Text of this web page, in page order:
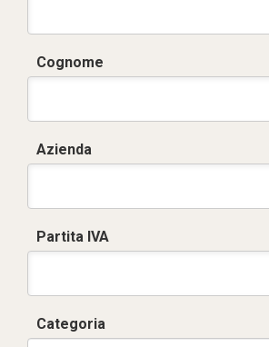
Cognome
Azienda
Partita IVA
Categoria